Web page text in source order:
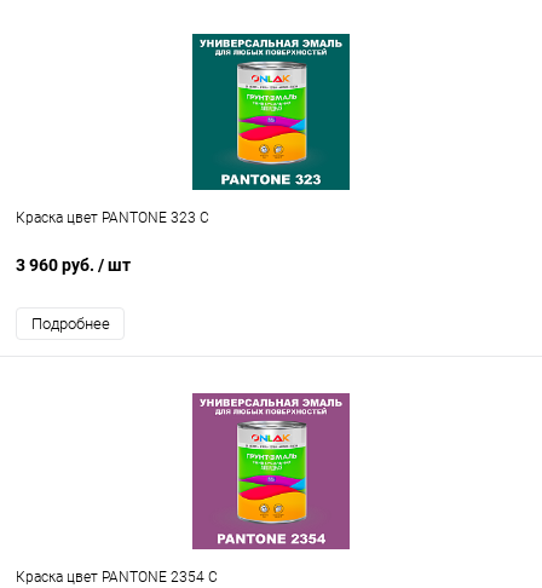
Краска цвет PANTONE 323 C
3 960 руб. / шт
Подробнее
Краска цвет PANTONE 2354 C